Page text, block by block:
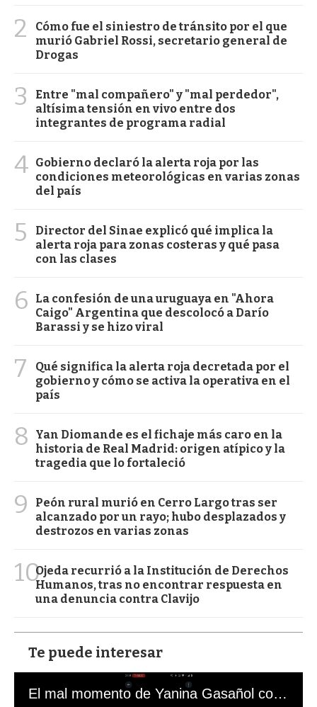
2
Cómo fue el siniestro de tránsito por el que
murió Gabriel Rossi, secretario general de
Drogas
3
Entre "mal compañero" y "mal perdedor",
altísima tensión en vivo entre dos
integrantes de programa radial
4 Gobierno declaró la alerta roja por las
condiciones meteorológicas en varias zonas
del país
5
Director del Sinae explicó qué implica la
alerta roja para zonas costeras y qué pasa
con las clases
6
La confesión de una uruguaya en "Ahora
Caigo" Argentina que descolocó a Darío
Barassi y se hizo viral
7
Qué significa la alerta roja decretada por el
gobierno y cómo se activa la operativa en el
país
8
Yan Diomande es el fichaje más caro en la
historia de Real Madrid: origen atípico y la
tragedia que lo fortaleció
9
Peón rural murió en Cerro Largo tras ser
alcanzado por un rayo; hubo desplazados y
destrozos en varias zonas
10Ojeda recurrió a la Institución de Derechos
Humanos, tras no encontrar respuesta en
una denuncia contra Clavijo
Te puede interesar
El mal momento de Yanina Gasañol con un hincha argentino en "Subrayado"